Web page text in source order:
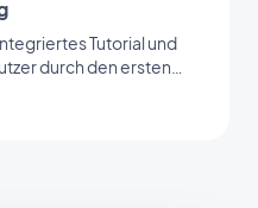
Tutorial und
durch den ersten